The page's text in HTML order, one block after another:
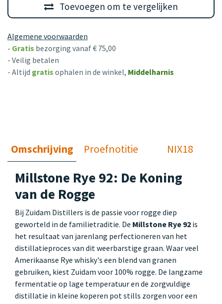
Toevoegen om te vergelijken
Algemene voorwaarden
- Gratis bezorging vanaf € 75,00
- Veilig betalen
- Altijd gratis ophalen in de winkel, Middelharnis
Omschrijving Proefnotitie NIX18
Millstone Rye 92: De Koning
van de Rogge
Bij Zuidam Distillers is de passie voor rogge diep
geworteld in de familietraditie. De Millstone Rye 92 is
het resultaat van jarenlang perfectioneren van het
distillatieproces van dit weerbarstige graan. Waar veel
Amerikaanse Rye whisky's een blend van granen
gebruiken, kiest Zuidam voor 100% rogge. De langzame
fermentatie op lage temperatuur en de zorgvuldige
distillatie in kleine koperen pot stills zorgen voor een